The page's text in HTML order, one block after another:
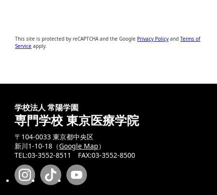
This site is protected by reCAPTCHA and the Google Privacy Policy andTerms of
Service apply.
学校法人 常陽学園
専門学校 東京医療学院
〒104-0033 東京都中央区
新川1-10-18（Google Map）
TEL:03-3552-8511 FAX:03-3552-8500